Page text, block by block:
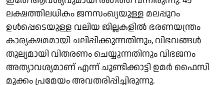
ലക്ഷത്തിലധികം ജനസംഖ്യയുള്ള മലപ്പുറം
ഉൾപ്പെടെയുള്ള വലിയ ജില്ലകളിൽ ഭരണയന്ത്രം
കാര്യക്ഷമമായി ചലിപ്പിക്കുന്നതിനും, വിഭവങ്ങൾ
തുല്യമായി വിതരണം ചെയ്യുന്നതിനും വിഭജനം
അത്യാവശ്യമാണ് എന്ന് ചൂണ്ടിക്കാട്ടി ഉമർ ഫൈസി
മുക്കം പ്രമേയം അവതരിപ്പിച്ചിരുന്നു.